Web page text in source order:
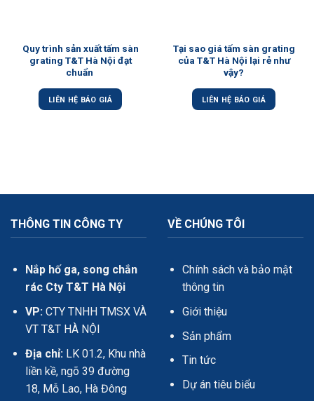
Quy trình sản xuất tấm sàn
grating T&T Hà Nội đạt
chuẩn
LIÊN HỆ BÁO GIÁ
Tại sao giá tấm sàn grating
của T&T Hà Nội lại rẻ như
vậy?
LIÊN HỆ BÁO GIÁ
THÔNG TIN CÔNG TY
Nắp hố ga, song chắn
rác Cty T&T Hà Nội
VP:CTY TNHH TMSX VÀ
VT T&T HÀ NỘI
Địa chỉ:LK 01.2, Khu nhà
liền kề, ngõ 39 đường
18, Mỗ Lao, Hà Đông
VỀ CHÚNG TÔI
Chính sách và bảo mật
thông tin
Giới thiệu
Sản phẩm
Tin tức
Dự án tiêu biểu